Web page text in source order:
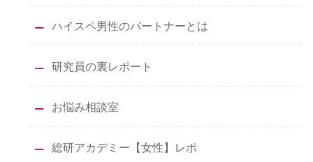
ハイスペ男性のパートナーとは
研究員の裏レポート
お悩み相談室
総研アカデミー【女性】レポ